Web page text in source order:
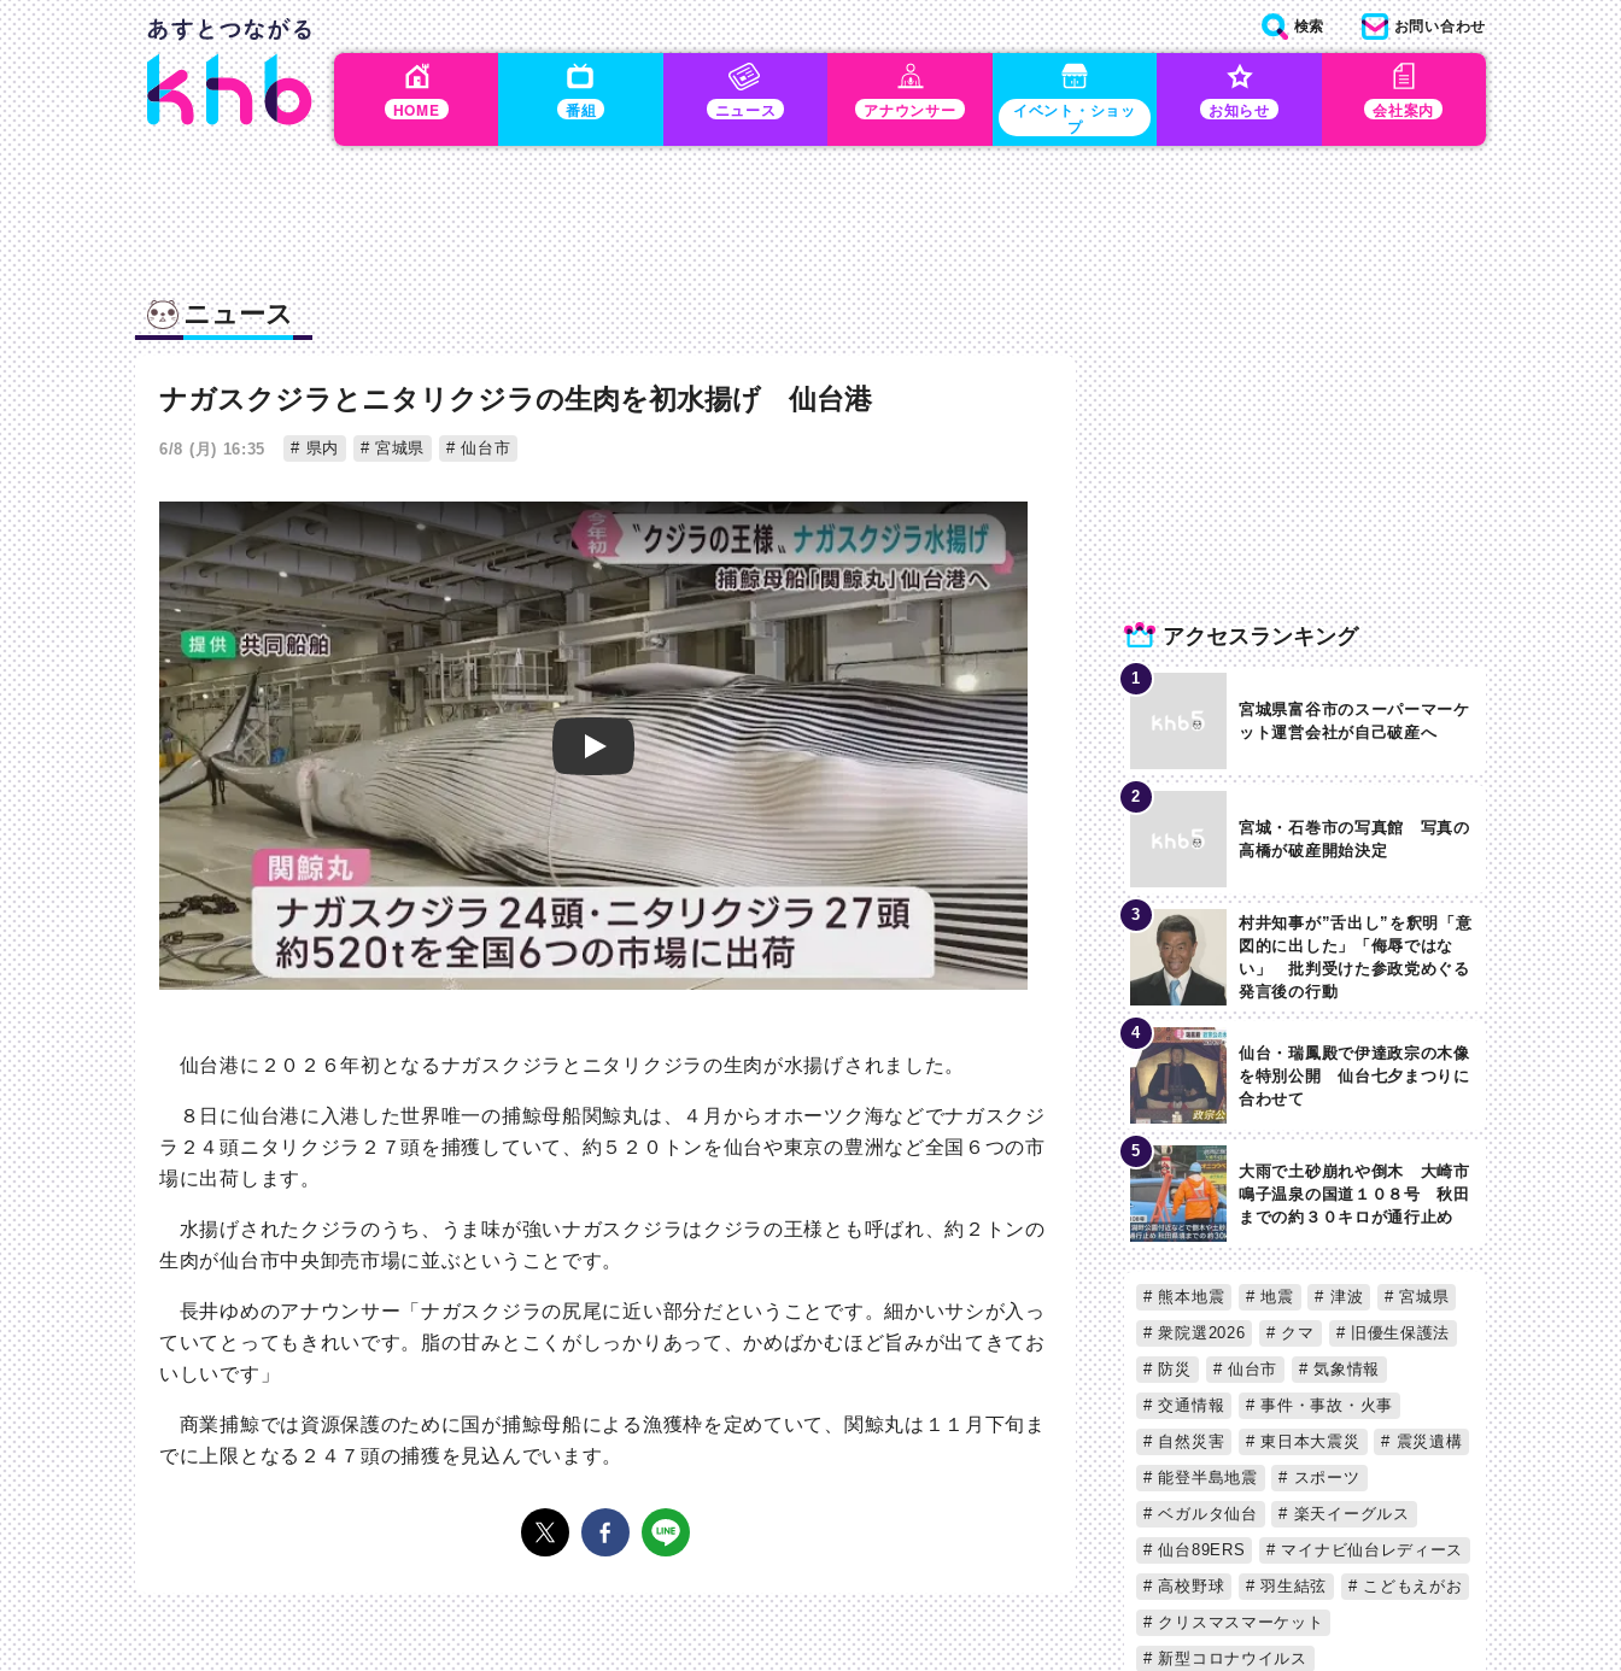
HOME 番組 ニュース アナウンサー イベント・ショッ
プ
お知らせ 会社案内
検索 お問い合わせ
ニュース
ナガスクジラとニタリクジラの生肉を初水揚げ 仙台港
6/8 (月) 16:35 県内 宮城県 仙台市
Play
仙台港に２０２６年初となるナガスクジラとニタリクジラの生肉が水揚げされました。
８日に仙台港に入港した世界唯一の捕鯨母船関鯨丸は、４月からオホーツク海などでナガスクジ
ラ２４頭ニタリクジラ２７頭を捕獲していて、約５２０トンを仙台や東京の豊洲など全国６つの市
場に出荷します。
水揚げされたクジラのうち、うま味が強いナガスクジラはクジラの王様とも呼ばれ、約２トンの
生肉が仙台市中央卸売市場に並ぶということです。
長井ゆめのアナウンサー「ナガスクジラの尻尾に近い部分だということです。細かいサシが入っ
ていてとってもきれいです。脂の甘みとこくがしっかりあって、かめばかむほど旨みが出てきてお
いしいです」
商業捕鯨では資源保護のために国が捕鯨母船による漁獲枠を定めていて、関鯨丸は１１月下旬ま
でに上限となる２４７頭の捕獲を見込んでいます。
アクセスランキング
宮城県富谷市のスーパーマーケ
ット運営会社が自己破産へ
宮城・石巻市の写真館 写真の
高橋が破産開始決定
村井知事が”舌出し”を釈明「意
図的に出した」「侮辱ではな
い」 批判受けた参政党めぐる
発言後の行動
仙台・瑞鳳殿で伊達政宗の木像
を特別公開 仙台七夕まつりに
合わせて
大雨で土砂崩れや倒木 大崎市
鳴子温泉の国道１０８号 秋田
までの約３０キロが通行止め
熊本地震 地震 津波
宮城県
衆院選2026
クマ
旧優生保護法
防災
仙台市
気象情報
交通情報
事件・事故・火事
自然災害
東日本大震災
震災遺構
能登半島地震
スポーツ
ベガルタ仙台
楽天イーグルス
仙台89ERS
マイナビ仙台レディース
高校野球
羽生結弦
こどもえがお
クリスマスマーケット
新型コロナウイルス